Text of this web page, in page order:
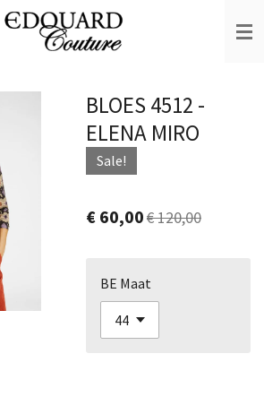
BLOES 4512 -
ELENA MIRO
Sale!
€ 60,00€ 120,00
BE Maat